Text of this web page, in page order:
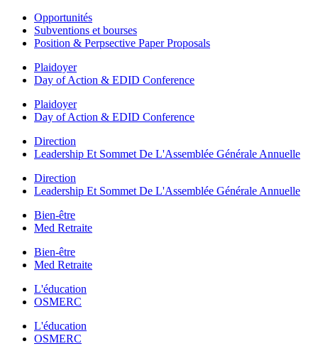
Opportunités
Subventions et bourses
Position & Perpsective Paper Proposals
Plaidoyer
Day of Action & EDID Conference
Plaidoyer
Day of Action & EDID Conference
Direction
Leadership Et Sommet De L'Assemblée Générale Annuelle
Direction
Leadership Et Sommet De L'Assemblée Générale Annuelle
Bien-être
Med Retraite
Bien-être
Med Retraite
L'éducation
OSMERC
L'éducation
OSMERC